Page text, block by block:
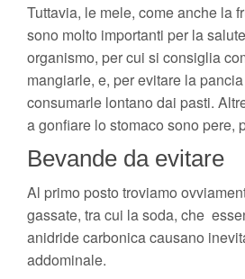
Tuttavia, le mele, come anche la
sono molto importanti per la
organismo, per cui si consiglia
mangiarle, e, per evitare la
consumarle lontano dai pasti.
a gonfiare lo stomaco sono pere,
Bevande da evitare
Al primo posto troviamo
gassate, tra cui la soda, che
anidride carbonica causano
addominale.